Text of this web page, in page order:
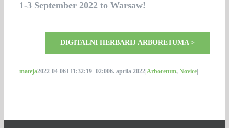
1-3 September 2022 to Warsaw!
DIGITALNI HERBARIJ ARBORETUMA >
mateja2022-04-06T11:32:19+02:006. aprila 2022|Arboretum, Novice|